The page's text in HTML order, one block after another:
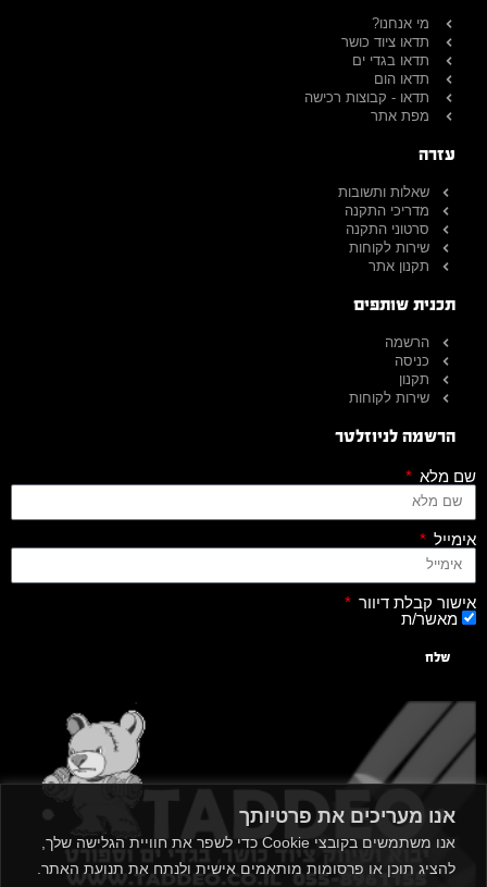
אנו מעריכים את פרטיותך
אנו משתמשים בקובצי Cookie כדי לשפר את חוויית הגלישה שלך,
להציג תוכן או פרסומות מותאמים אישית ולנתח את תנועת האתר.
מי אנחנו?
תדאו ציוד כושר
תדאו בגדי ים
תדאו הום
תדאו - קבוצות רכישה
מפת אתר
עזרה
שאלות ותשובות
מדריכי התקנה
סרטוני התקנה
שירות לקוחות
תקנון אתר
תכנית שותפים
הרשמה
כניסה
תקנון
שירות לקוחות
הרשמה לניוזלטר
שם מלא
אימייל
אישור קבלת דיוור
מאשר/ת
שלח